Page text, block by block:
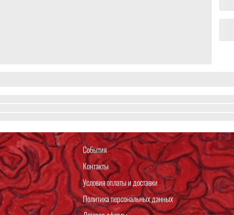
События
Контакты
Условия оплаты и доставки
Политика персональных данных